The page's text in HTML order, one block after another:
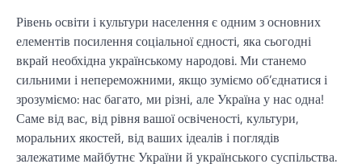
Рівень освіти і культури населення є одним з основних
елементів посилення соціальної єдності, яка сьогодні
вкрай необхідна українському народові. Ми станемо
сильними і непереможними, якщо зуміємо об’єднатися і
зрозуміємо: нас багато, ми різні, але Україна у нас одна!
Саме від вас, від рівня вашої освіченості, культури,
моральних якостей, від ваших ідеалів і поглядів
залежатиме майбутнє України й українського суспільства.